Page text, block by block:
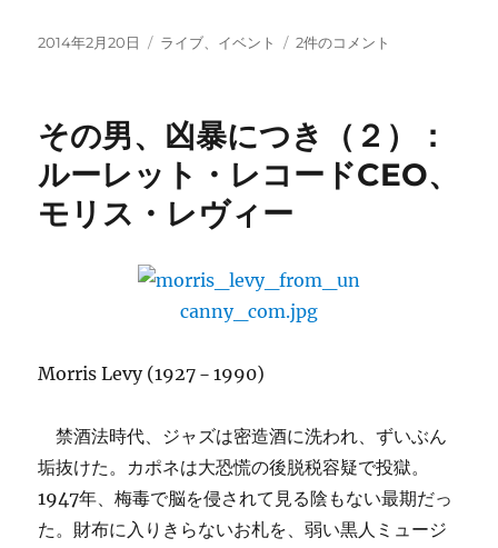
投
2014年2月20日
カ
ー
ライブ、イベント
春
ビ
ュ
ー
サ
ト
日
(土)
へ
の
2件のコメント
その男、凶暴につき（２）：
ルーレット・レコードCEO、
モリス・レヴィー
Morris Levy (1927－1990)
禁酒法時代、ジャズは密造酒に洗われ、ずいぶん
垢抜けた。カポネは大恐慌の後脱税容疑で投獄。
1947年、梅毒で脳を侵されて見る陰もない最期だっ
た。財布に入りきらないお札を、弱い黒人ミュージ